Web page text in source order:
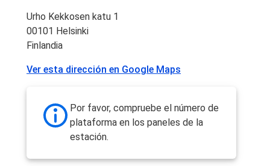
Urho Kekkosen katu 1
00101 Helsinki
Finlandia
Ver esta dirección en Google Maps
Por favor, compruebe el número de
plataforma en los paneles de la
estación.